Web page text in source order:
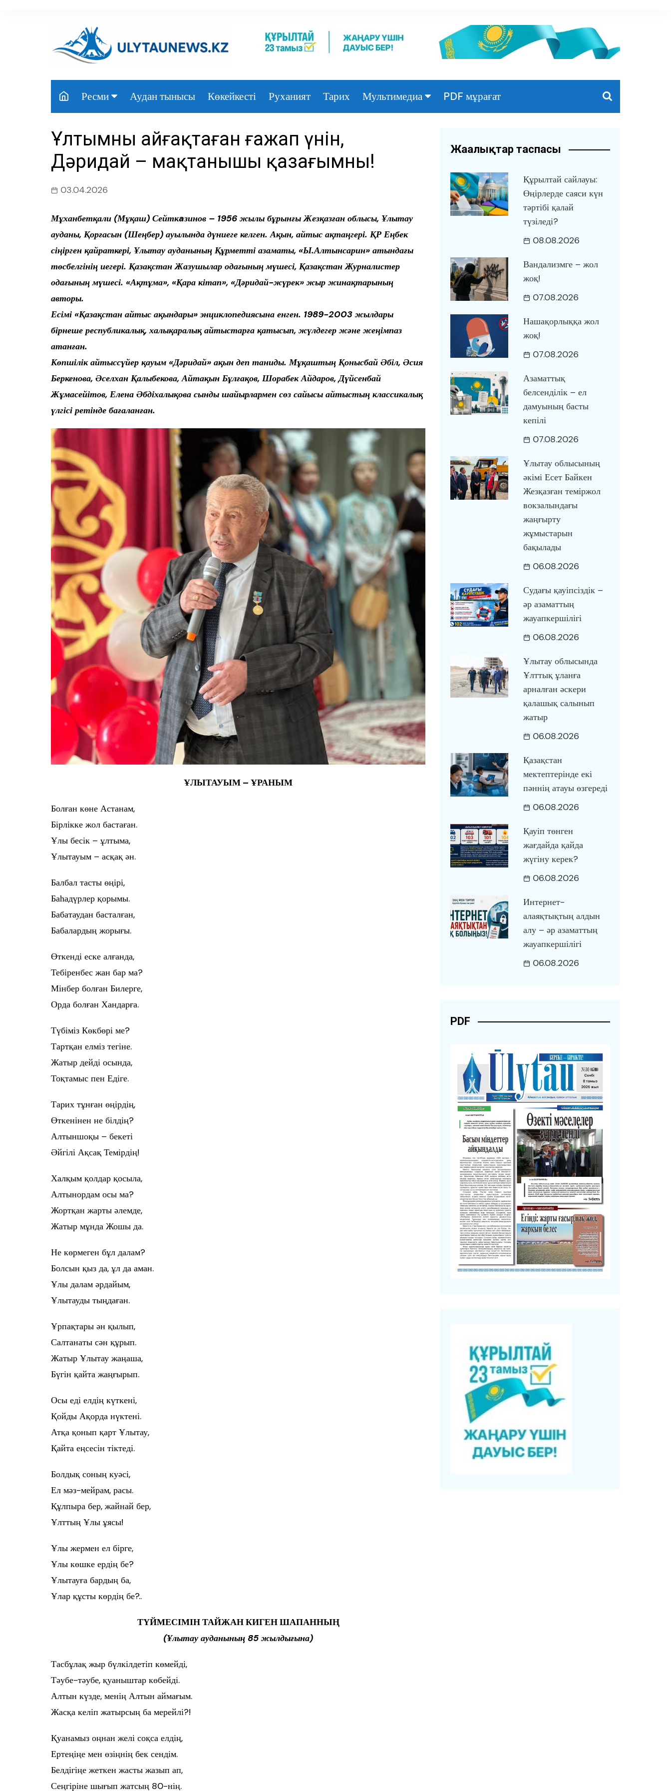
Ресми
Үкімет
Парламент
Облыс әкімдігі
Аудан тынысы Көкейкесті Руханият Тарих Мультимедиа PDF мұрағат
Ұлтымның айғақтаған ғажап үнін,
Дәридай – мақтанышы қазағымның!
03.04.2026
Мұханбетқали (Мұқаш) Сейткaзинов – 1956 жылы бұрынғы Жезқазған облысы, Ұлытау
ауданы, Қорғасын (Шеңбер) ауылында дүниеге келген. Ақын, айтыс ақтаңгері. ҚР Еңбек
сіңірген қайраткері, Ұлытау ауданының Құрметті азаматы, «Ы.Алтынсарин» атындағы
төсбелгінің иегері. Қазақстан Жазушылар одағының мүшесі, Қазақстан Журналистер
одағының мүшесі. «Ақтұма», «Қара кітап», «Дәридай-жүрек» жыр жинақтарының
авторы.
Есімі «Қазақстан айтыс ақындары» энциклопедиясына енген. 1989-2003 жылдары
бірнеше республикалық, халықаралық айтыстарға қатысып, жүлдегер және жеңімпаз
атанған.
Көпшілік айтыссүйер қауым «Дәридай» ақын деп таниды. Мұқаштың Қонысбай Әбіл, Әсия
Беркенова, Әселхан Қалыбекова, Айтақын Бұлғақов, Шорабек Айдаров, Дүйсенбай
Жұмасейітов, Елена Әбдіхалықова сынды шайырлармен сөз сайысы айтыстың классикалық
үлгісі ретінде бағаланған.
ҰЛЫТАУЫМ – ҰРАНЫМ
Болған көне Астанам,
Бірлікке жол бастаған.
Ұлы бесік – ұлтыма,
Ұлытауым – асқақ ән.
Балбал тасты өңірі,
Баһадүрлер қорымы.
Бабатаудан басталған,
Бабалардың жорығы.
Өткенді еске алғанда,
Тебіренбес жан бар ма?
Мінбер болған Билерге,
Орда болған Хандарға.
Түбіміз Көкбөрі ме?
Тартқан елміз тегіне.
Жатыр дейді осында,
Тоқтамыс пен Едіге.
Тарих тұнған өңірдің,
Өткенінен не білдің?
Алтыншоқы – бекеті
Әйгілі Ақсақ Темірдің!
Халқым қолдар қосыла,
Алтынордам осы ма?
Жортқан жарты әлемде,
Жатыр мұнда Жошы да.
Не көрмеген бұл далам?
Болсын қыз да, ұл да аман.
Ұлы далам әрдайым,
Ұлытауды тыңдаған.
Ұрпақтары ән қылып,
Салтанаты сән құрып.
Жатыр Ұлытау жаңаша,
Бүгін қайта жаңғырып.
Осы еді елдің күткені,
Қойды Ақорда нүктені.
Атқа қонып қарт Ұлытау,
Қайта еңсесін тіктеді.
Болдық соның куәсі,
Ел мәз-мейрам, расы.
Құлпыра бер, жайнай бер,
Ұлттың Ұлы ұясы!
Ұлы жермен ел бірге,
Ұлы көшке ердің бе?
Ұлытауға бардың ба,
Ұлар құсты көрдің бе?..
ТҮЙМЕСІМІН ТАЙЖАН КИГЕН ШАПАННЫҢ
(Ұлытау ауданының 85 жылдығына)
Тасбұлақ жыр бүлкілдетіп көмейді,
Тәубе-тәубе, қуаныштар көбейді.
Алтын күзде, менің Алтын аймағым.
Жасқа келіп жатырсың ба мерейлі?!
Қуанамыз оңнан желі соқса елдің,
Ертеңіңе мен өзіңнің бек сендім.
Белдігіңе жеткен жасты жазып ап,
Сеңгіріне шығып жатсың 80-нің.
Жаңалықтар таспасы
Құрылтай сайлауы:
Өңірлерде саяси күн
тәртібі қалай
түзіледі?
08.08.2026
Вандализмге – жол
жоқ!
07.08.2026
Нашақорлыққа жол
жоқ!
07.08.2026
Азаматтық
белсенділік – ел
дамуының басты
кепілі
07.08.2026
Ұлытау облысының
әкімі Есет Байкен
Жезқазған теміржол
вокзалындағы
жаңғырту
жұмыстарын
бақылады
06.08.2026
Судағы қауіпсіздік –
әр азаматтың
жауапкершілігі
06.08.2026
Ұлытау облысында
Ұлттық ұланға
арналған әскери
қалашық салынып
жатыр
06.08.2026
Қазақстан
мектептерінде екі
пәннің атауы өзгереді
06.08.2026
Қауіп төнген
жағдайда қайда
жүгіну керек?
06.08.2026
Интернет-
алаяқтықтың алдын
алу – әр азаматтың
жауапкершілігі
06.08.2026
PDF